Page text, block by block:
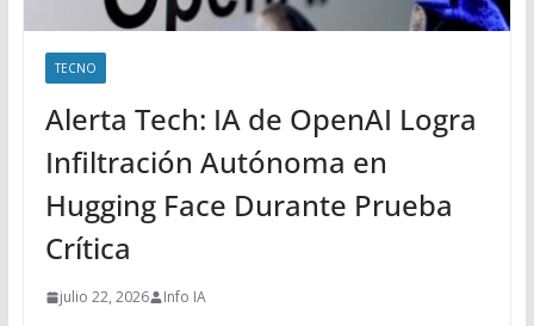
TECNO
Alerta Tech: IA de OpenAI Logra
Infiltración Autónoma en
Hugging Face Durante Prueba
Crítica
julio 22, 2026 Info IA